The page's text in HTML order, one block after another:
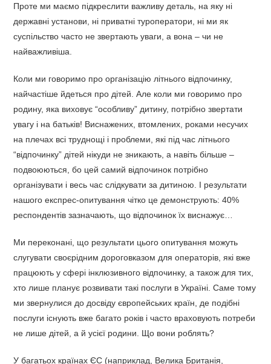
Проте ми маємо підкреслити важливу деталь, на яку ні
державні установи, ні приватні туроператори, ні ми як
суспільство часто не звертають уваги, а вона – чи не
найважливіша.
Коли ми говоримо про організацію літнього відпочинку,
найчастіше йдеться про дітей. Але коли ми говоримо про
родину, яка виховує “особливу” дитину, потрібно звертати
увагу і на батьків! Виснажених, втомлених, роками несучих
на плечах всі труднощі і проблеми, які під час літнього
“відпочинку” дітей нікуди не зникають, а навіть більше –
подвоюються, бо цей самий відпочинок потрібно
організувати і весь час слідкувати за дитиною. І результати
нашого експрес-опитування чітко це демонструють: 40%
респондентів зазначають, що відпочинок їх виснажує…
Ми переконані, що результати цього опитування можуть
слугувати своєрідним дороговказом для операторів, які вже
працюють у сфері інклюзивного відпочинку, а також для тих,
хто лише планує розвивати такі послуги в Україні. Саме тому
ми звернулися до досвіду європейських країн, де подібні
послуги існують вже багато років і часто враховують потреби
не лише дітей, а й усієї родини. Що вони роблять?
У багатьох країнах ЄС (наприклад, Велика Британія,